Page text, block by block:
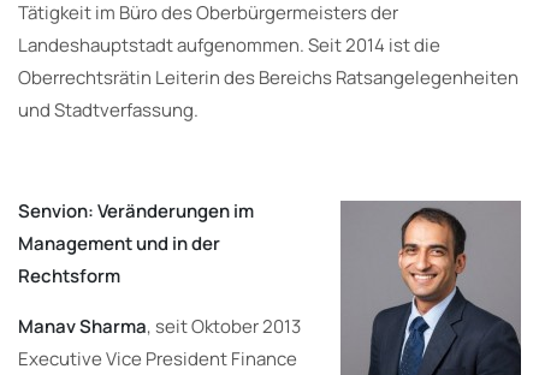
Tätigkeit im Büro des Oberbürgermeisters der
Landeshauptstadt aufgenommen. Seit 2014 ist die
Oberrechtsrätin Leiterin des Bereichs Ratsangelegenheiten
und Stadtverfassung.
Senvion: Veränderungen im
Management und in der
Rechtsform
Manav Sharma, seit Oktober 2013
Executive Vice President Finance